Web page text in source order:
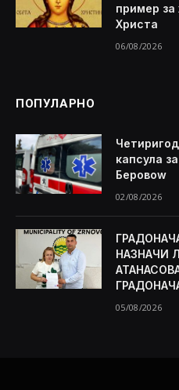
пример за
Христа
06/08/2026
ПОПУЛАРНО
капсула
Беровоw
02/08/2026
НАЗНАЧИ
05/08/2026